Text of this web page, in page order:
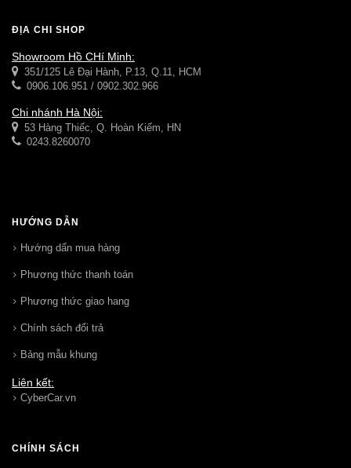
ĐỊA CHỈ SHOP
Showroom Hồ CHí Minh:
351/125 Lê Đại Hành, P.13, Q.11, HCM
0906.106.951 / 0902.302.966
Chi nhánh Hà Nội:
53 Hàng Thiếc, Q. Hoàn Kiếm, HN
0243.8260070
HƯỚNG DẪN
Hướng dẩn mua hàng
Phương thức thanh toán
Phương thức giao hang
Chính sách đổi trả
Bảng mẫu khung
Liên kết:
CyberCar.vn
CHÍNH SÁCH